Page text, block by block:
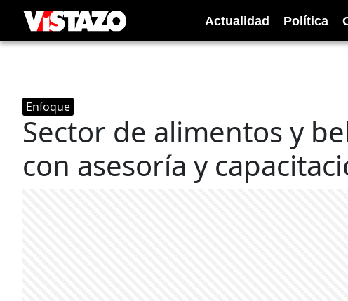
Actualidad Política
Enfoque
Sector de alimentos y
con asesoría y